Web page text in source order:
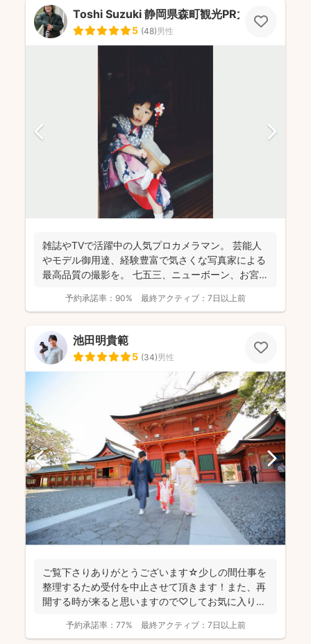
Toshi Suzuki 静岡県森町観光PR大使
5 (48)男性
雑誌やTVで活躍中の人気プロカメラマン。 芸能人
やモデル御用達、経験豊富で気さくな写真家による
最高品質の撮影を。 七五三、ニューボーン、お宮参
予約承諾率： 90% 最終アクティブ： 7日以上前
池田明貴範
5 (34)男性
ご覧下さりありがとうございます☆少しの間仕事を
整理するため受付を中止させて頂きます！また、再
開する時が来ると思いますので♡してお気に入りに
予約承諾率： 77% 最終アクティブ： 7日以上前